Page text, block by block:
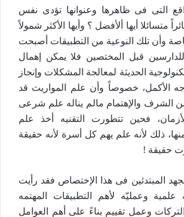
التى فى ظاهرها وعنوانها تؤدى نفس
متسائلا أيها ألأفضل ؟ وأيها الأكثر شمولاً
وأن تلك النوعية من التطبيقات أصبحت
قبل المختصين فلا يمكن إهمال
الحديثة لمعالجة المشكلات وإنجاز
الأكمل، خصوصاً وأن علم المواريث قد
الشرف والإهتمام مالم يناله علم شرعى
فحين تتطورت التقنيه أخذ علم
ذلك لأنه علم يهم كل أسرة لأنه حقيقة
حقيقة !
المبتدئين فى هذا الإختصاص فقد رأيت
وعمليّه لأهم التطبيقات المهتمه
وعمل تقييم بناءً على أهم العوامل